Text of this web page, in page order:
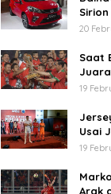
LCGC
20
Saat
19
Usai
19
Arak